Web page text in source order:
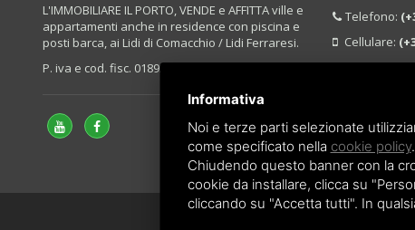
L'IMMOBILIARE IL PORTO, VENDE e AFFITTA ville e
appartamenti anche in residence con piscina e
posti barca, ai Lidi di Comacchio / Lidi Ferraresi.
P. iva e cod. fisc. 01893460384
Telefono:
Cellulare:
E-mail:
Informativa
Noi e terze parti selezionate
come specificato nella cookie policy.
Chiudendo questo banner con la
cookie da installare, clicca su
cliccando su "Accetta tutti". In